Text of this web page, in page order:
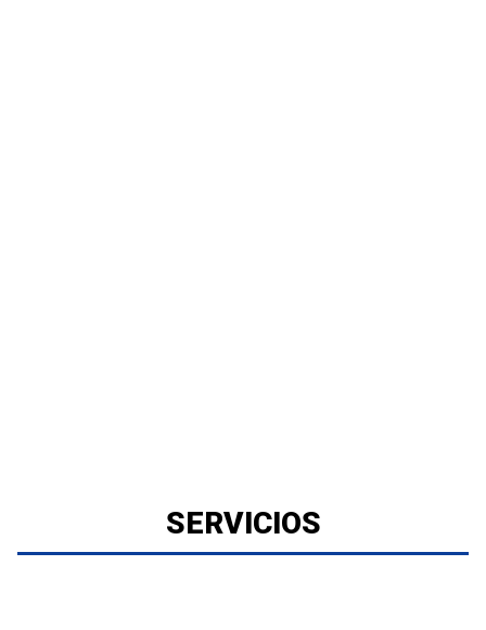
SERVICIOS